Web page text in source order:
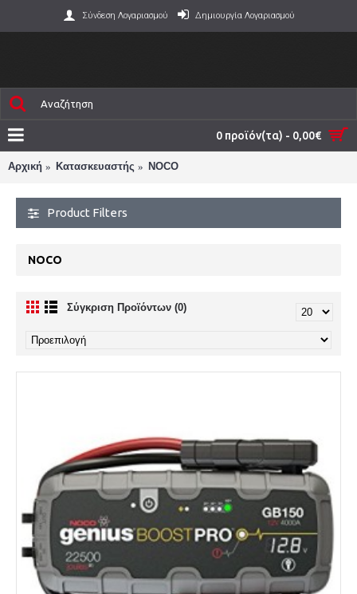
Σύνδεση Λογαριασμού Δημιουργία Λογαριασμού
0 προϊόν(τα) - 0,00€
Αρχική Κατασκευαστής NOCO
Product Filters
NOCO
Σύγκριση Προϊόντων (0)